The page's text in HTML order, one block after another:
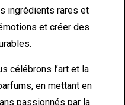
ingrédients rares et
et créer des
célébrons l’art et la
en mettant en
passionnés par la